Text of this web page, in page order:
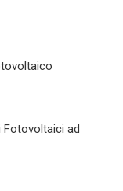
Fotovoltaici ad